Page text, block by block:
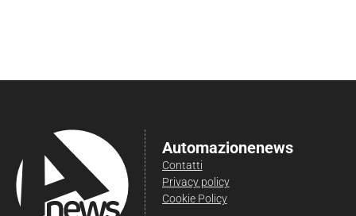
Automazionenews
Contatti
Privacy policy
Cookie Policy